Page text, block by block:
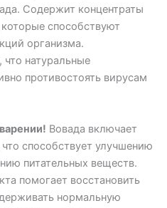
Содержит концентраты
способствуют
организма.
натуральные
противостоять вирусам
Вовада включает
способствует улучшению
питательных веществ.
помогает восстановить
нормальную